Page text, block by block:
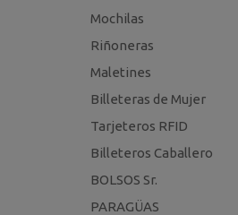
Mochilas
Riñoneras
Maletines
Billeteras de Mujer
Tarjeteros RFID
Billeteros Caballero
BOLSOS Sr.
PARAGÜAS